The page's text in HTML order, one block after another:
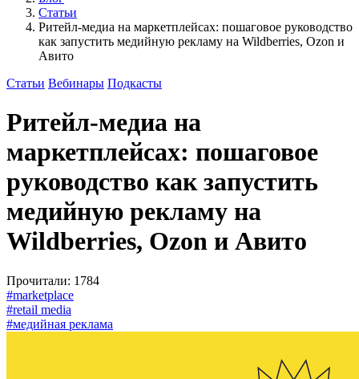
Статьи
Ритейл-медиа на маркетплейсах: пошаговое руководство
как запустить медийную рекламу на Wildberries, Ozon и
Авито
Статьи Вебинары Подкасты
Ритейл-медиа на
маркетплейсах: пошаговое
руководство как запустить
медийную рекламу на
Wildberries, Ozon и Авито
Прочитали: 1784
#marketplace
#retail media
#медийная реклама